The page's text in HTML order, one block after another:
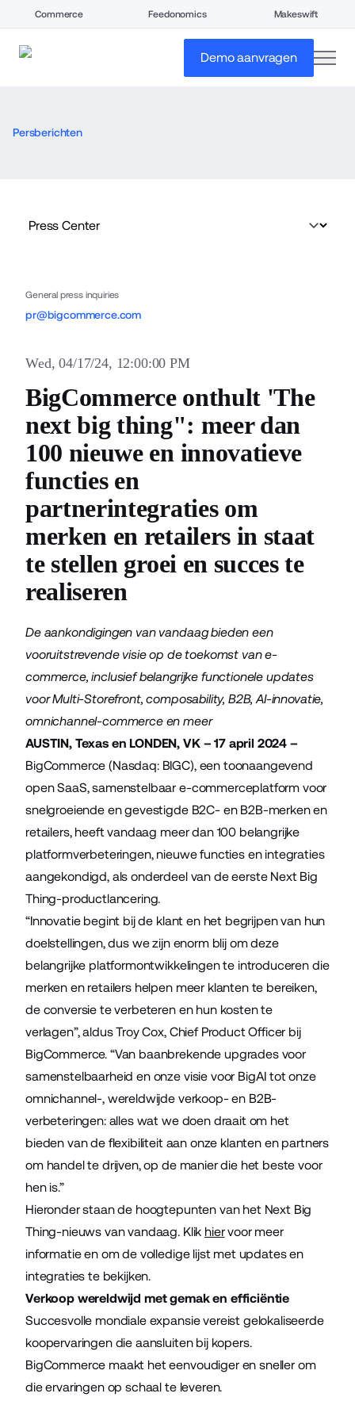
Commerce Feedonomics Makeswift
Demo aanvragen
Persberichten
General press inquiries
pr@bigcommerce.com
Wed, 04/17/24, 12:00:00 PM
BigCommerce onthult 'The
next big thing": meer dan
100 nieuwe en innovatieve
functies en
partnerintegraties om
merken en retailers in staat
te stellen groei en succes te
realiseren
De aankondigingen van vandaag bieden een
vooruitstrevende visie op de toekomst van e-
commerce, inclusief belangrijke functionele updates
voor Multi-Storefront, composability, B2B, AI-innovatie,
omnichannel-commerce en meer
AUSTIN, Texas en LONDEN, VK – 17 april 2024 –
BigCommerce (Nasdaq: BIGC), een toonaangevend
open SaaS, samenstelbaar e-commerceplatform voor
snelgroeiende en gevestigde B2C- en B2B-merken en
retailers, heeft vandaag meer dan 100 belangrijke
platformverbeteringen, nieuwe functies en integraties
aangekondigd, als onderdeel van de eerste Next Big
Thing-productlancering.
“Innovatie begint bij de klant en het begrijpen van hun
doelstellingen, dus we zijn enorm blij om deze
belangrijke platformontwikkelingen te introduceren die
merken en retailers helpen meer klanten te bereiken,
de conversie te verbeteren en hun kosten te
verlagen”, aldus Troy Cox, Chief Product Officer bij
BigCommerce. “Van baanbrekende upgrades voor
samenstelbaarheid en onze visie voor BigAI tot onze
omnichannel-, wereldwijde verkoop- en B2B-
verbeteringen: alles wat we doen draait om het
bieden van de flexibiliteit aan onze klanten en partners
om handel te drijven, op de manier die het beste voor
hen is.”
Hieronder staan de hoogtepunten van het Next Big
Thing-nieuws van vandaag. Klik hiervoor meer
informatie en om de volledige lijst met updates en
integraties te bekijken.
Verkoop wereldwijd met gemak en efficiëntie
Succesvolle mondiale expansie vereist gelokaliseerde
koopervaringen die aansluiten bij kopers.
BigCommerce maakt het eenvoudiger en sneller om
die ervaringen op schaal te leveren.